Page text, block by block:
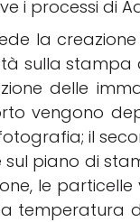
i processi di
la
sulla stampa
delle
vengono
; il
piano di
le